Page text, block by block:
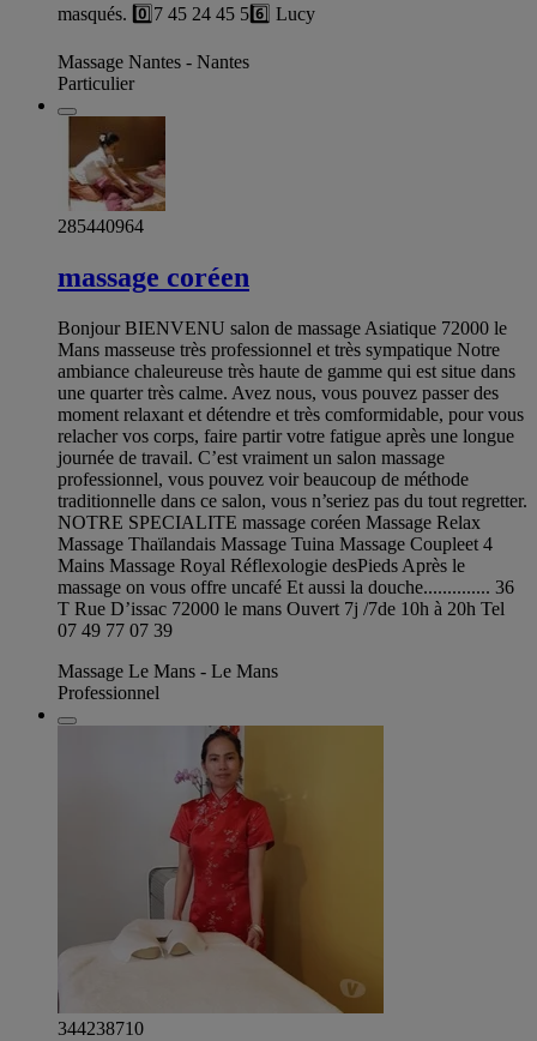
masqués. 0️⃣7 45 24 45 56️⃣ Lucy
Massage Nantes - Nantes
Particulier
285440964
massage coréen
Bonjour BIENVENU salon de massage Asiatique 72000 le
Mans masseuse très professionnel et très sympatique Notre
ambiance chaleureuse très haute de gamme qui est situe dans
une quarter très calme. Avez nous, vous pouvez passer des
moment relaxant et détendre et très comformidable, pour vous
relacher vos corps, faire partir votre fatigue après une longue
journée de travail. C’est vraiment un salon massage
professionnel, vous pouvez voir beaucoup de méthode
traditionnelle dans ce salon, vous n’seriez pas du tout regretter.
NOTRE SPECIALITE massage coréen Massage Relax
Massage Thaïlandais Massage Tuina Massage Coupleet 4
Mains Massage Royal Réflexologie desPieds Après le
massage on vous offre uncafé Et aussi la douche.............. 36
T Rue D’issac 72000 le mans Ouvert 7j /7de 10h à 20h Tel
07 49 77 07 39
Massage Le Mans - Le Mans
Professionnel
344238710